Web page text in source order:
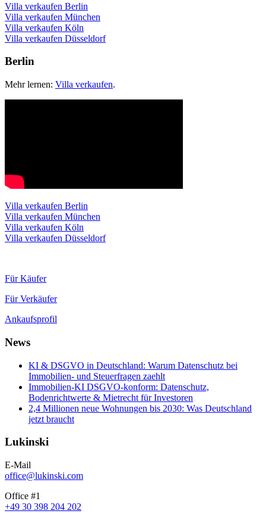
Villa verkaufen Berlin
Villa verkaufen München
Villa verkaufen Köln
Villa verkaufen Düsseldorf
Berlin
Mehr lernen: Villa verkaufen.
Villa verkaufen Berlin
Villa verkaufen München
Villa verkaufen Köln
Villa verkaufen Düsseldorf
Für Käufer
Für Verkäufer
Ankaufsprofil
News
KI & DSGVO in Deutschland: Warum Datenschutz bei
Immobilien- und Steuerfragen zaehlt
Immobilien-KI DSGVO-konform: Datenschutz,
Bodenrichtwerte & Mietrecht für Investoren
2,4 Millionen neue Wohnungen bis 2030: Was Deutschland
jetzt braucht
Lukinski
E-Mail
office@lukinski.com
Office #1
+49 30 398 204 202